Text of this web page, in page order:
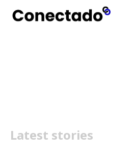
Latest stories